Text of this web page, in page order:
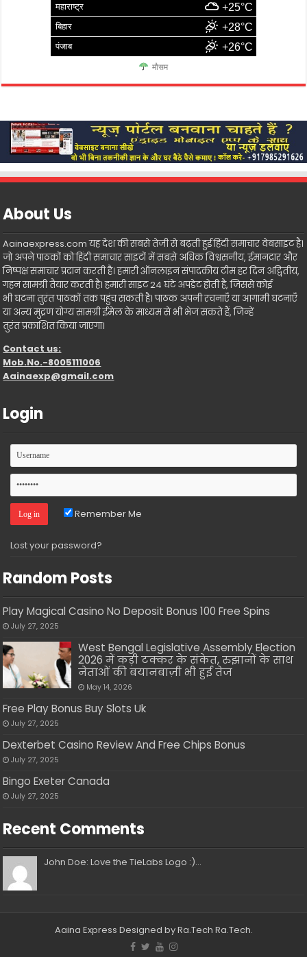
महाराष्ट्र +25°C
बिहार +28°C
पंजाब +26°C
मौसम
About Us
Aainaexpress.com यह देश की सबसे तेजी से बढ़ती हुई हिंदी समाचार वेबसाइट है।
जो अपने पाठकों को हिंदी समाचार साइटों में सबसे अधिक विश्वसनीय, ईमानदार और
निष्पक्ष समाचार प्रदान करती है। हमारी ऑनलाइन संपादकीय टीम हर दिन अद्वितीय,
गहन सामग्री तैयार करती है। हमारी साइट 24 घंटे अपडेट होती है, जिससे कोई
भी घटना तुरंत पाठकों तक पहुंच सकती है। पाठक अपनी रचनाएँ या आगामी घटनाएँ
या अन्य मुद्रण योग्य सामग्री ईमेल के माध्यम से भी भेज सकते हैं, जिन्हें
तुरंत प्रकाशित किया जाएगा।
Contact us:
Mob.No.-8005111006
Aainaexp@gmail.com
Login
Remember Me
Lost your password?
Random Posts
Play Magical Casino No Deposit Bonus 100 Free Spins
July 27, 2025
West Bengal Legislative Assembly Election
2026 में कड़ी टक्कर के संकेत, रुझानों के साथ
नेताओं की बयानबाज़ी भी हुई तेज
May 14, 2026
Free Play Bonus Buy Slots Uk
July 27, 2025
Dexterbet Casino Review And Free Chips Bonus
July 27, 2025
Bingo Exeter Canada
July 27, 2025
Recent Comments
John Doe: Love the TieLabs Logo :)...
Aaina Express Designed by Ra.Tech Ra.Tech.